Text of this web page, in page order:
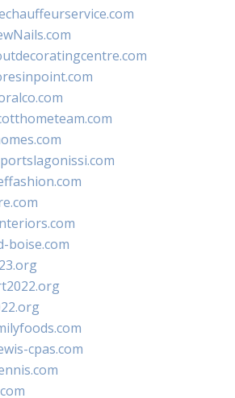
boise.com
cpas.com